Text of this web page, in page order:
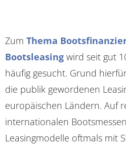
Zum Thema
Bootsleasing wird seit gut
häufig gesucht. Grund
die publik gewordenen
europäischen Ländern. Auf
internationalen
Leasingmodelle oftmals mit